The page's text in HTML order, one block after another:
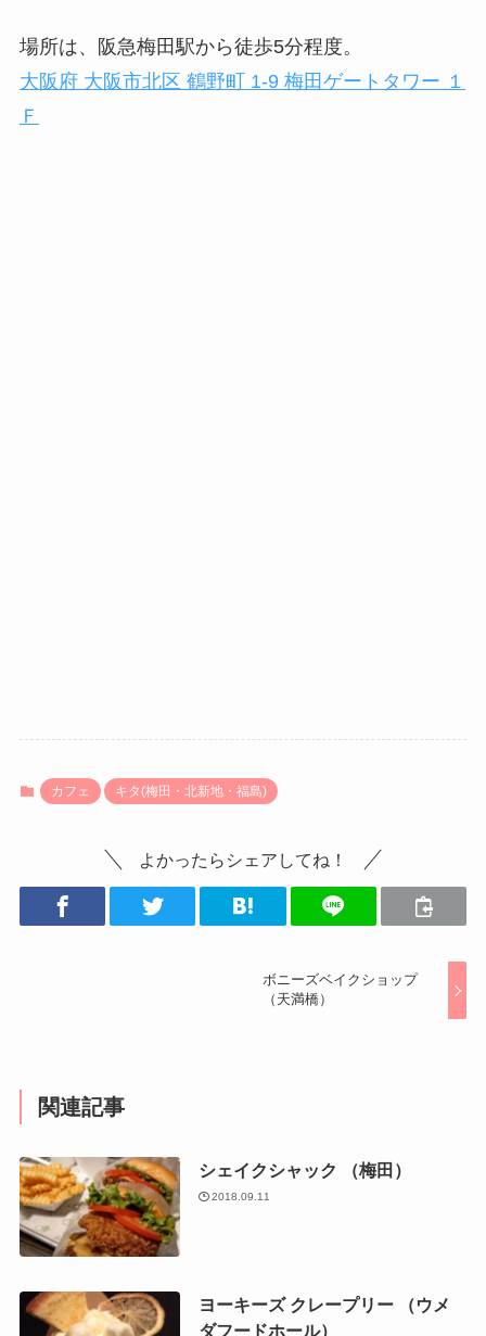
場所は、阪急梅田駅から徒歩5分程度。
大阪府 大阪市北区 鶴野町 1-9 梅田ゲートタワー １
Ｆ
カフェ キタ(梅田・北新地・福島)
よかったらシェアしてね！
ボニーズベイクショップ
（天満橋）
関連記事
シェイクシャック （梅田）
2018.09.11
ヨーキーズ クレープリー （ウメ
ダフードホール）